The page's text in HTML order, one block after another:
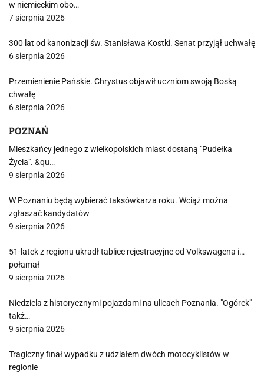
w niemieckim obo…
7 sierpnia 2026
300 lat od kanonizacji św. Stanisława Kostki. Senat przyjął uchwałę
6 sierpnia 2026
Przemienienie Pańskie. Chrystus objawił uczniom swoją Boską
chwałę
6 sierpnia 2026
POZNAŃ
Mieszkańcy jednego z wielkopolskich miast dostaną "Pudełka
Życia". &qu…
9 sierpnia 2026
W Poznaniu będą wybierać taksówkarza roku. Wciąż można
zgłaszać kandydatów
9 sierpnia 2026
51-latek z regionu ukradł tablice rejestracyjne od Volkswagena i…
połamał
9 sierpnia 2026
Niedziela z historycznymi pojazdami na ulicach Poznania. "Ogórek"
takż…
9 sierpnia 2026
Tragiczny finał wypadku z udziałem dwóch motocyklistów w
regionie